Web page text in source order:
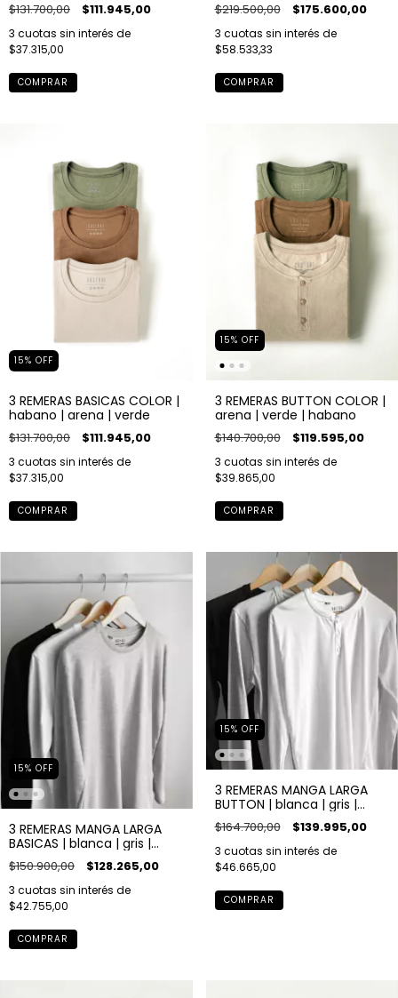
$131.700,00 $111.945,00
3 cuotas sin interés de
$37.315,00
COMPRAR
$219.500,00 $175.600,00
3 cuotas sin interés de
$58.533,33
COMPRAR
15% OFF
3 REMERAS BASICAS COLOR |
habano | arena | verde
$131.700,00 $111.945,00
3 cuotas sin interés de
$37.315,00
COMPRAR
15% OFF
3 REMERAS BUTTON COLOR |
arena | verde | habano
$140.700,00 $119.595,00
3 cuotas sin interés de
$39.865,00
COMPRAR
15% OFF
3 REMERAS MANGA LARGA
BASICAS | blanca | gris |
negra
$150.900,00 $128.265,00
3 cuotas sin interés de
$42.755,00
COMPRAR
15% OFF
3 REMERAS MANGA LARGA
BUTTON | blanca | gris |
negra
$164.700,00 $139.995,00
3 cuotas sin interés de
$46.665,00
COMPRAR